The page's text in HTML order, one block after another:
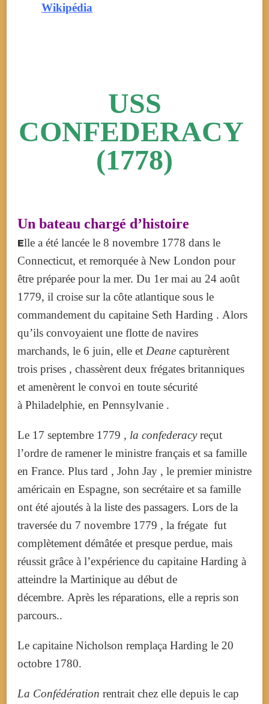
Wikipédia
USS
CONFEDERACY
(1778)
Un bateau chargé d’histoire
Elle a été lancée le 8 novembre 1778 dans le
Connecticut, et remorquée à New London pour
être préparée pour la mer. Du 1er mai au 24 août
1779, il croise sur la côte atlantique sous le
commandement du capitaine Seth Harding . Alors
qu’ils convoyaient une flotte de navires
marchands, le 6 juin, elle et Deane capturèrent
trois prises , chassèrent deux frégates britanniques
et amenèrent le convoi en toute sécurité
à Philadelphie, en Pennsylvanie .
Le 17 septembre 1779 , la confederacyreçut
l’ordre de ramener le ministre français et sa famille
en France. Plus tard , John Jay , le premier ministre
américain en Espagne, son secrétaire et sa famille
ont été ajoutés à la liste des passagers. Lors de la
traversée du 7 novembre 1779 , la frégate fut
complètement démâtée et presque perdue, mais
réussit grâce à l’expérience du capitaine Harding à
atteindre la Martinique au début de
décembre. Après les réparations, elle a repris son
parcours..
Le capitaine Nicholson remplaça Harding le 20
octobre 1780.
La Confédération rentrait chez elle depuis le cap